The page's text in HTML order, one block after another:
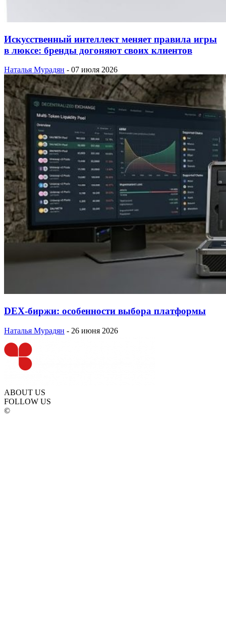
Искусственный интеллект меняет правила игры
в люксе: бренды догоняют своих клиентов
Наталья Мурадян - 07 июля 2026
DEX-биржи: особенности выбора платформы
Наталья Мурадян - 26 июня 2026
ABOUT US
FOLLOW US
©